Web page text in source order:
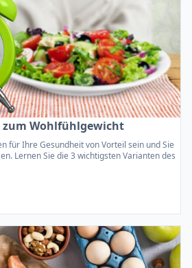
Wohlfühlgewicht
für Ihre Gesundheit von Vorteil sein und Sie
Lernen Sie die 3 wichtigsten Varianten des